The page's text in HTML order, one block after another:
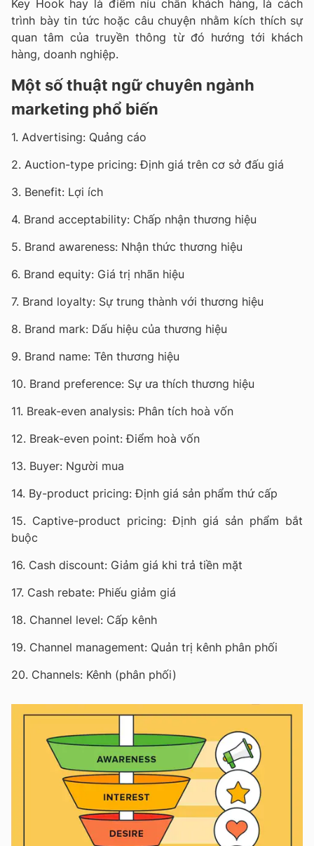
Key Hook hay là điểm níu chân khách hàng, là cách
trình bày tin tức hoặc câu chuyện nhằm kích thích sự
quan tâm của truyền thông từ đó hướng tới khách
hàng, doanh nghiệp.
Một số thuật ngữ chuyên ngành
marketing phổ biến
1. Advertising: Quảng cáo
2. Auction-type pricing: Định giá trên cơ sở đấu giá
3. Benefit: Lợi ích
4. Brand acceptability: Chấp nhận thương hiệu
5. Brand awareness: Nhận thức thương hiệu
6. Brand equity: Giá trị nhãn hiệu
7. Brand loyalty: Sự trung thành với thương hiệu
8. Brand mark: Dấu hiệu của thương hiệu
9. Brand name: Tên thương hiệu
10. Brand preference: Sự ưa thích thương hiệu
11. Break-even analysis: Phân tích hoà vốn
12. Break-even point: Điểm hoà vốn
13. Buyer: Người mua
14. By-product pricing: Định giá sản phẩm thứ cấp
15. Captive-product pricing: Định giá sản phẩm bắt
buộc
16. Cash discount: Giảm giá khi trả tiền mặt
17. Cash rebate: Phiếu giảm giá
18. Channel level: Cấp kênh
19. Channel management: Quản trị kênh phân phối
20. Channels: Kênh (phân phối)